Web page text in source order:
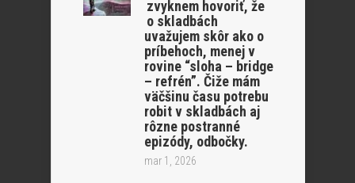
zvyknem hovoriť, že
o skladbách
uvažujem skôr ako o
príbehoch, menej v
rovine “sloha – bridge
– refrén”. Čiže mám
väčšinu času potrebu
robit v skladbách aj
rôzne postranné
epizódy, odbočky.
mar 1, 2026